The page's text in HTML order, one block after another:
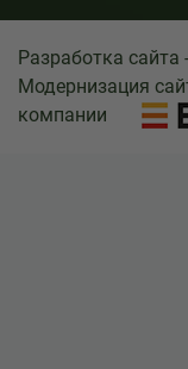
Разработка сайта -
Модернизация
компании